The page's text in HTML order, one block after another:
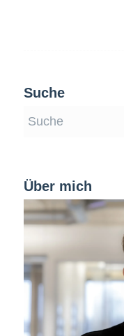
Suche
Über mich